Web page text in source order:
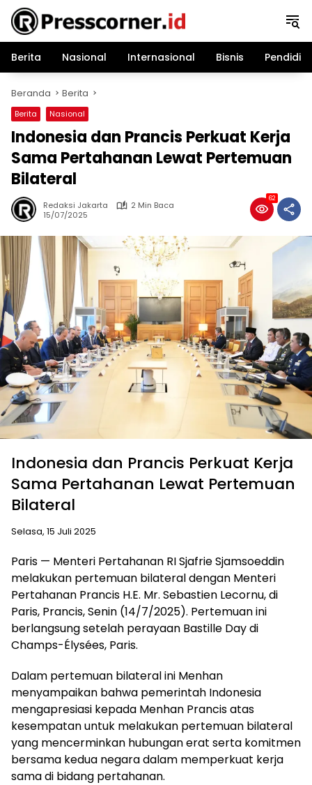
Langsung
konten
Berita
Nasional Internasional Bisnis
Beranda Berita
Berita Nasional
Indonesia dan Prancis Perkuat Kerja
Sama Pertahanan Lewat Pertemuan
Bilateral
Redaksi Jakarta
2 Min Baca
15/07/2025
62
Indonesia dan Prancis Perkuat Kerja
Sama Pertahanan Lewat Pertemuan
Bilateral
Selasa, 15 Juli 2025
Paris — Menteri Pertahanan RI Sjafrie Sjamsoeddin
melakukan pertemuan bilateral dengan Menteri
Pertahanan Prancis H.E. Mr. Sebastien Lecornu, di
Paris, Prancis, Senin (14/7/2025). Pertemuan ini
berlangsung setelah perayaan Bastille Day di
Champs-Élysées, Paris.
Dalam pertemuan bilateral ini Menhan
menyampaikan bahwa pemerintah Indonesia
mengapresiasi kepada Menhan Prancis atas
kesempatan untuk melakukan pertemuan bilateral
yang mencerminkan hubungan erat serta komitmen
bersama kedua negara dalam memperkuat kerja
sama di bidang pertahanan.